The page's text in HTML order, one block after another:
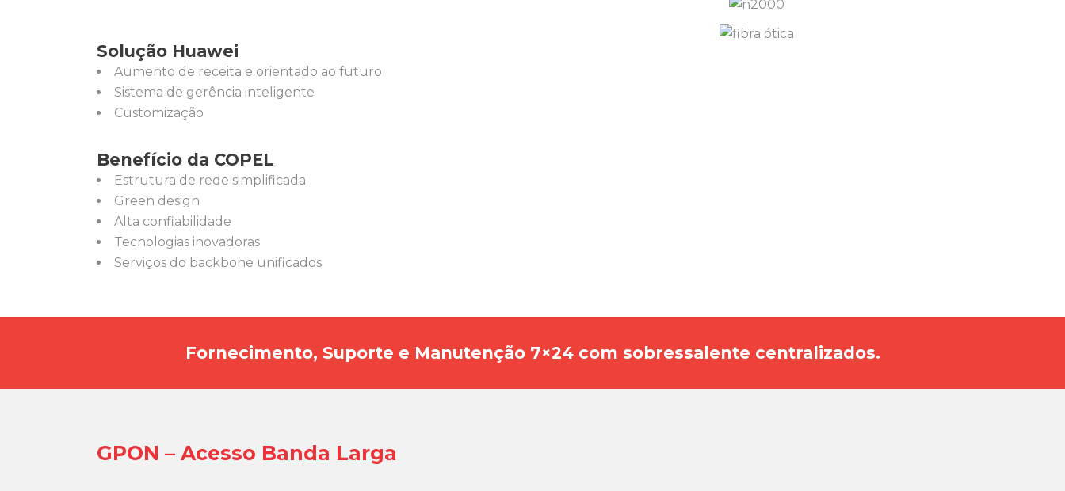
Solução Huawei
Aumento de receita e orientado ao futuro
Sistema de gerência inteligente
Customização
Benefício da COPEL
Estrutura de rede simplificada
Green design
Alta confiabilidade
Tecnologias inovadoras
Serviços do backbone unificados
Fornecimento, Suporte e Manutenção 7×24 com sobressalente centralizados.
GPON – Acesso Banda Larga